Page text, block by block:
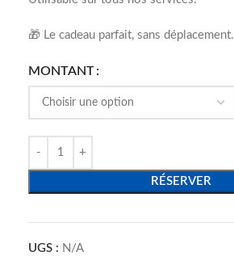
🎁 Le cadeau parfait, sans déplacement.
MONTANT
RÉSERVER
UGS : N/A